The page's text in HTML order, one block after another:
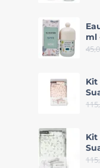
ml
Kit
Kit